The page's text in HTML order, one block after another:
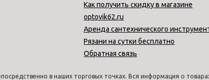
Как получить скидку в магазине
optovik62.ru
Аренда сантехнического
Рязани на сутки бесплатно
Обратная связь
в наших торговых точках. Вся информация о